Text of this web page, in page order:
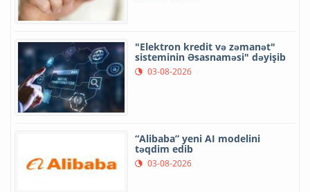
"Elektron kredit və zəmanət"
sisteminin Əsasnaməsi" dəyişib
03-08-2026
“Alibaba” yeni AI modelini
təqdim edib
03-08-2026